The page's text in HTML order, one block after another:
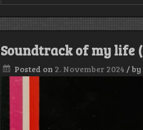
Soundtrack of my life
Posted on 2. November 2024 /by